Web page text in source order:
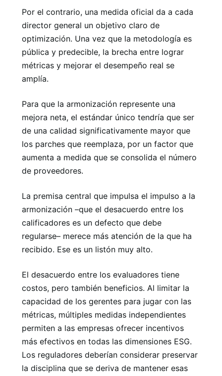
Por el contrario, una medida oficial da a cada
director general un objetivo claro de
optimización. Una vez que la metodología es
pública y predecible, la brecha entre lograr
métricas y mejorar el desempeño real se
amplía.
Para que la armonización represente una
mejora neta, el estándar único tendría que ser
de una calidad significativamente mayor que
los parches que reemplaza, por un factor que
aumenta a medida que se consolida el número
de proveedores.
La premisa central que impulsa el impulso a la
armonización –que el desacuerdo entre los
calificadores es un defecto que debe
regularse– merece más atención de la que ha
recibido. Ese es un listón muy alto.
El desacuerdo entre los evaluadores tiene
costos, pero también beneficios. Al limitar la
capacidad de los gerentes para jugar con las
métricas, múltiples medidas independientes
permiten a las empresas ofrecer incentivos
más efectivos en todas las dimensiones ESG.
Los reguladores deberían considerar preservar
la disciplina que se deriva de mantener esas